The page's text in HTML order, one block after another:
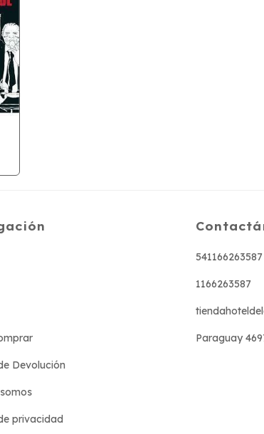
Devolución
privacidad
541166263587
1166263587
Paraguay